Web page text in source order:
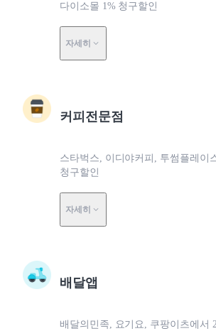
다이소몰 1% 청구할인
자세히
커피전문점
스타벅스, 이디야커피, 투썸플레이
청구할인
자세히
배달앱
배달의민족, 요기요, 쿠팡이츠에서